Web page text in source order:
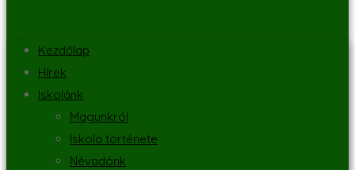
Kezdőlap
Hírek
Iskolánk
Magunkról
Iskola története
Névadónk